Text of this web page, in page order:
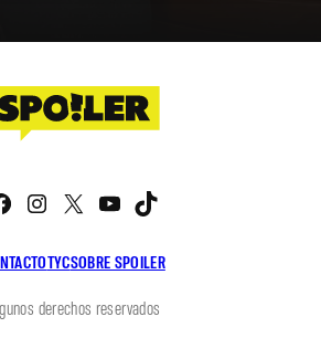
TYCSOBRE SPOILER
Facebook
Instagram
X YouTube
derechos reservados